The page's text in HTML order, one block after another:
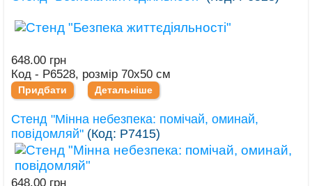
648.00 грн
Код - Р6528, розмір 70х50 см
Придбати Детальніше
Стенд "Мінна небезпека: помічай, оминай,
повідомляй" (Код: Р7415)
648.00 грн